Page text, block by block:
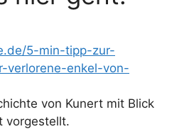
5-min-tipp-zur-
verlorene-enkel-von-
von Kunert mit Blick
vorgestellt.